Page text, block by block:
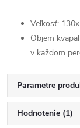
Veľkosť:
Objem
v každom
Parametre
Hodnotenie (1)